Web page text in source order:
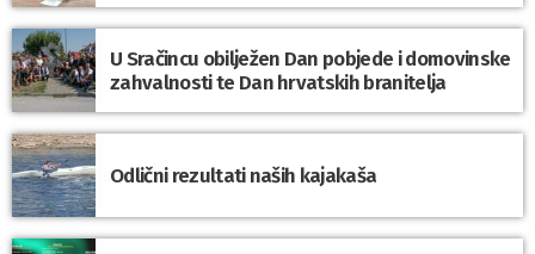
U Sračincu obilježen Dan pobjede i domovinske
zahvalnosti te Dan hrvatskih branitelja
Odlični rezultati naših kajakaša